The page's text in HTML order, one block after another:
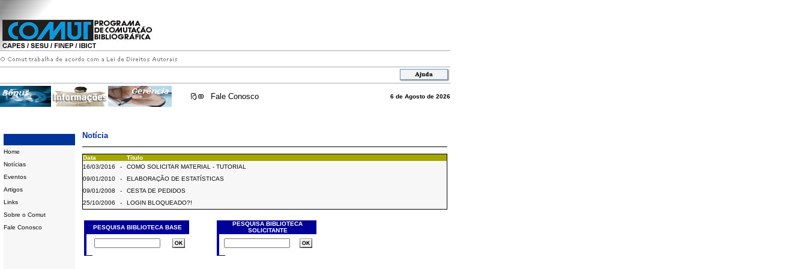
Fale Conosco 6 de Agosto de 2026
Home
Notícias
Eventos
Artigos
Links
Sobre o Comut
Fale Conosco
Notícia
Data
Título
16/03/2016
-
COMO SOLICITAR MATERIAL - TUTORIAL
09/01/2010
-
ELABORAÇÃO DE ESTATÍSTICAS
09/01/2008
-
CESTA DE PEDIDOS
25/10/2006
- LOGIN BLOQUEADO?!
PESQUISA BIBLIOTECA BASE
PESQUISA BIBLIOTECA
SOLICITANTE